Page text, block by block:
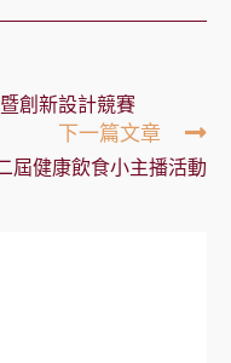
創新設計競賽
下一篇文章
屆健康飲食小主播活動